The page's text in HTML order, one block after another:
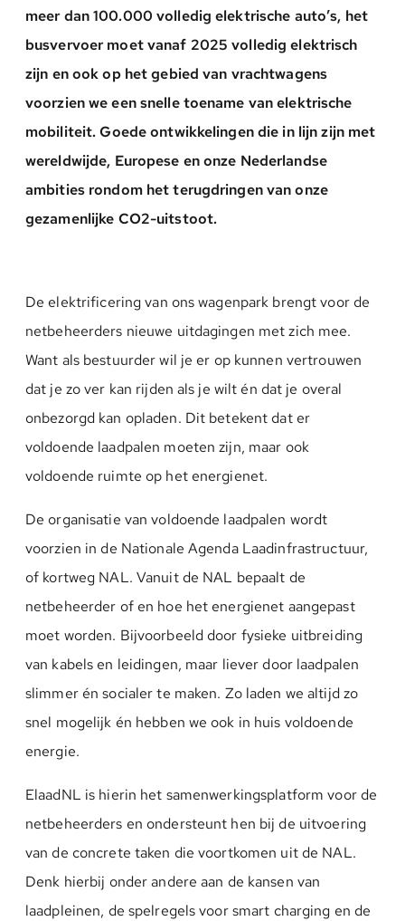
meer dan 100.000 volledig elektrische auto’s, het
busvervoer moet vanaf 2025 volledig elektrisch
zijn en ook op het gebied van vrachtwagens
voorzien we een snelle toename van elektrische
mobiliteit. Goede ontwikkelingen die in lijn zijn met
wereldwijde, Europese en onze Nederlandse
ambities rondom het terugdringen van onze
gezamenlijke CO2-uitstoot.
De elektrificering van ons wagenpark brengt voor de
netbeheerders nieuwe uitdagingen met zich mee.
Want als bestuurder wil je er op kunnen vertrouwen
dat je zo ver kan rijden als je wilt én dat je overal
onbezorgd kan opladen. Dit betekent dat er
voldoende laadpalen moeten zijn, maar ook
voldoende ruimte op het energienet.
De organisatie van voldoende laadpalen wordt
voorzien in de Nationale Agenda Laadinfrastructuur,
of kortweg NAL. Vanuit de NAL bepaalt de
netbeheerder of en hoe het energienet aangepast
moet worden. Bijvoorbeeld door fysieke uitbreiding
van kabels en leidingen, maar liever door laadpalen
slimmer én socialer te maken. Zo laden we altijd zo
snel mogelijk én hebben we ook in huis voldoende
energie.
ElaadNL is hierin het samenwerkingsplatform voor de
netbeheerders en ondersteunt hen bij de uitvoering
van de concrete taken die voortkomen uit de NAL.
Denk hierbij onder andere aan de kansen van
laadpleinen, de spelregels voor smart charging en de